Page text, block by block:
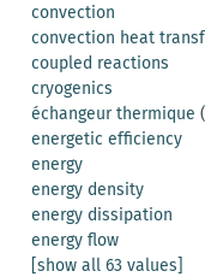
convection
convection heat
coupled reactions
cryogenics
échangeur thermique
energetic efficiency
energy
energy density
energy dissipation
energy flow
[show all 63 values]